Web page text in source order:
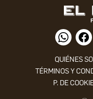
QUIÉNES
TÉRMINOS Y
P. DE